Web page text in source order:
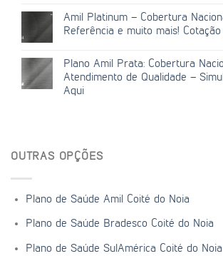
Amil Platinum – Cobertura
Referência e muito mais!
Plano Amil Prata: Cobertura
Atendimento de Qualidade –
Aqui
OUTRAS OPÇÕES
Plano de Saúde Amil Coité do Noia
Plano de Saúde Bradesco Coité do Noia
Plano de Saúde SulAmérica Coité do Noia